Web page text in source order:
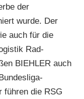
der
wurde. Der
auch für die
Rad-
BIEHLER auch
führen die RSG